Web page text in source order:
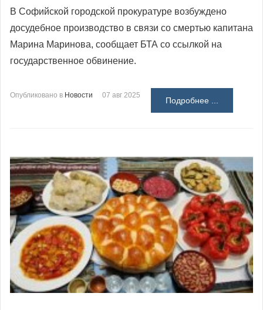
В Софийской городской прокуратуре возбуждено
досудебное производство в связи со смертью капитана
Марина Маринова, сообщает БТА со ссылкой на
государственное обвинение.
Опубликовано в Новости 07 авг 2025
Подробнее ...